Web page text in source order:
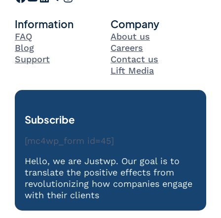
Information
FAQ
Blog
Support
Company
About us
Careers
Contact us
Lift Media
Subscribe
[mc4wp_form id=45]
Hello, we are Justwp. Our goal is to
translate the positive effects from
revolutionizing how companies engage
with their clients